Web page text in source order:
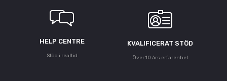
HELP CENTRE
Stöd i realtid
KVALIFICERAT STÖD
Över 10 års erfarenhet